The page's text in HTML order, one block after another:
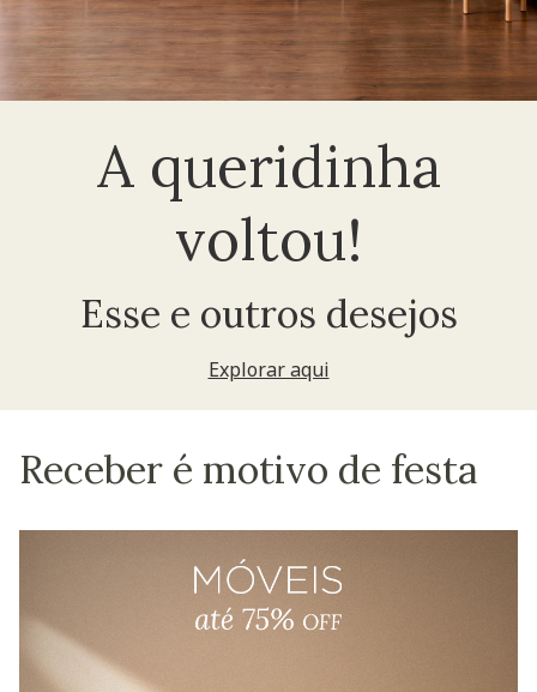
A queridinha
voltou!
Esse e outros desejos
Explorar aqui
Receber é motivo de festa